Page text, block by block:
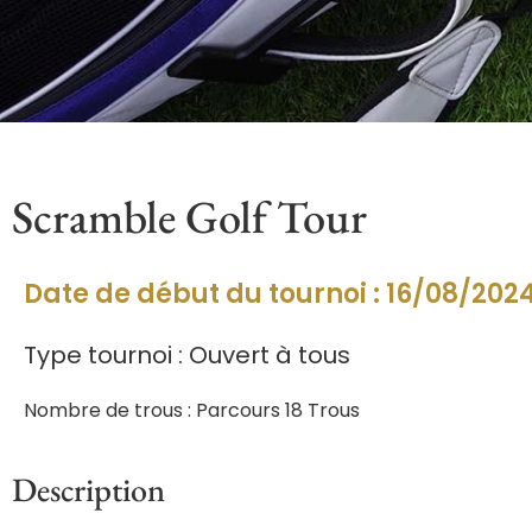
Scramble Golf Tour
Date de début du tournoi : 16/08/
Type tournoi : Ouvert à tous
Nombre de trous : Parcours 18 Trous
Description